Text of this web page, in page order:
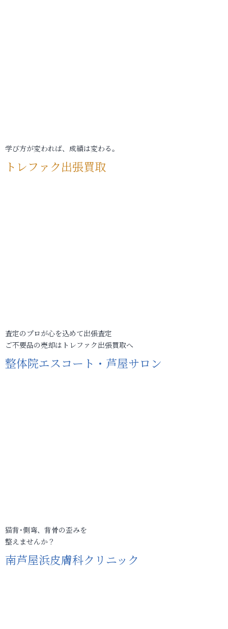
学び方が変われば、成績は変わる。
トレファク出張買取
査定のプロが心を込めて出張査定
ご不要品の売却はトレファク出張買取へ
整体院エスコート・芦屋サロン
猫背･側弯、背骨の歪みを
整えませんか？
南芦屋浜皮膚科クリニック